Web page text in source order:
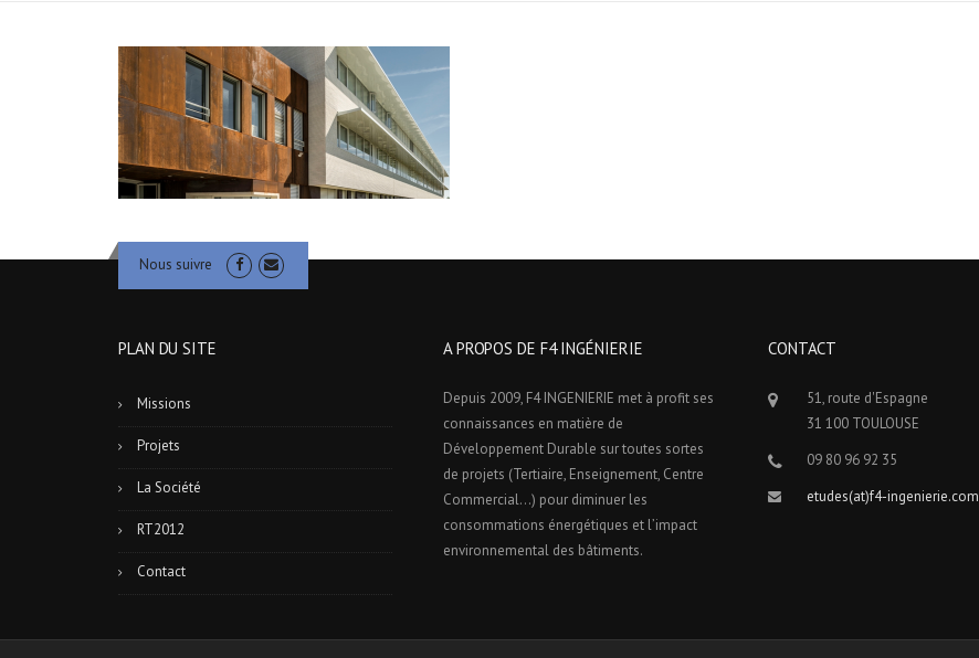
Nous suivre
PLAN DU SITE
Missions
Projets
La Société
RT2012
Contact
A PROPOS DE F4 INGÉNIERIE
Depuis 2009, F4 INGENIERIE met à profit ses
connaissances en matière de
Développement Durable sur toutes sortes
de projets (Tertiaire, Enseignement, Centre
Commercial…) pour diminuer les
consommations énergétiques et l’impact
environnemental des bâtiments.
CONTACT
51, route d'Espagne
31 100 TOULOUSE
09 80 96 92 35
etudes(at)f4-ingenierie.com